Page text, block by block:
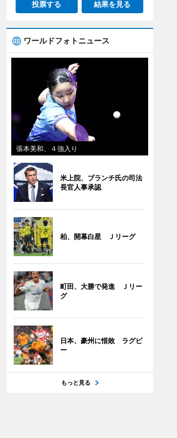
投票する 結果を見る
ワールドフォトニュース
張本美和、４強入り
米上院、ブランチ氏の司法
長官人事承認
柏、開幕白星 Ｊリーグ
町田、大勝で発進 Ｊリー
グ
日本、豪州に惜敗 ラグビ
ー
もっと見る